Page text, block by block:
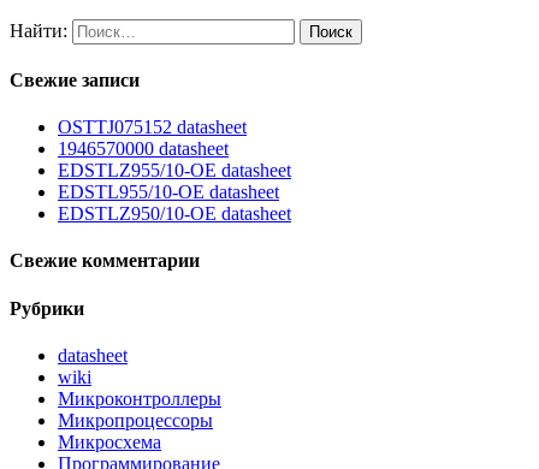
Найти:
Свежие записи
OSTTJ075152 datasheet
1946570000 datasheet
EDSTLZ955/10-OE datasheet
EDSTL955/10-OE datasheet
EDSTLZ950/10-OE datasheet
Свежие комментарии
Рубрики
datasheet
wiki
Микроконтроллеры
Микропроцессоры
Микросхема
Программирование